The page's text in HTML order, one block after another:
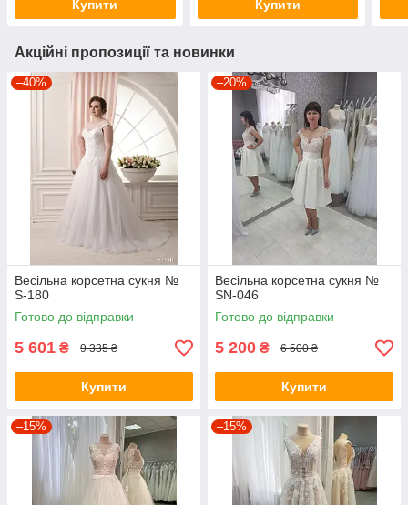
Купити Купити
Акційні пропозиції та новинки
–40%
Весільна корсетна сукня №
S-180
Готово до відправки
5 601 ₴ 9 335 ₴
Купити
–20%
Весільна корсетна сукня №
SN-046
Готово до відправки
5 200 ₴ 6 500 ₴
Купити
–15% –15%